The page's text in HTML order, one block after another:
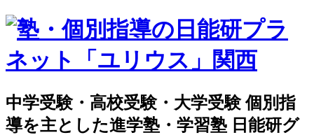
中学受験・高校受験・大学受験 個別指
導を主とした進学塾・学習塾 日能研グ